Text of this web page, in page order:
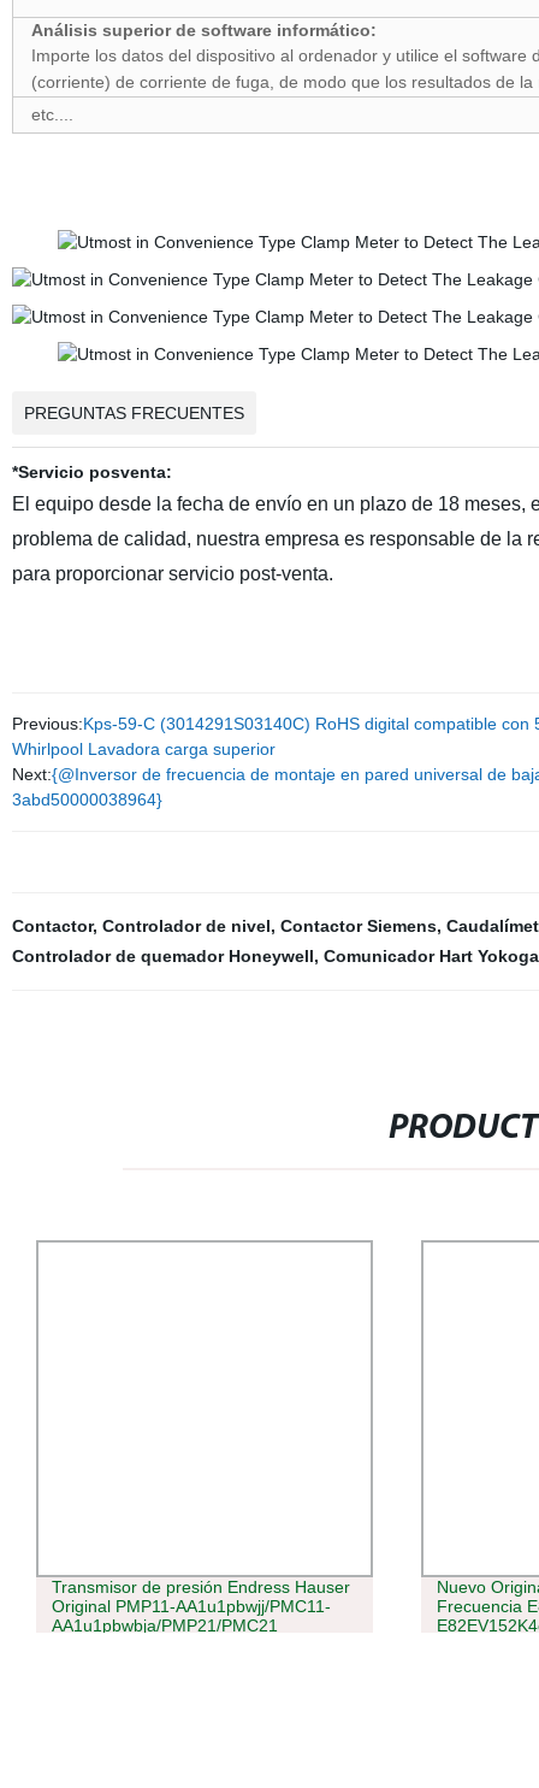
Análisis superior de software informático:
Importe los datos del dispositivo al ordenador y utilice el
(corriente) de corriente de fuga, de modo que los resultados de
etc....
PREGUNTAS FRECUENTES
*Servicio posventa:
El equipo desde la fecha de envío en un plazo de 18
problema de calidad, nuestra empresa es responsable de la
para proporcionar servicio post-venta.
Previous:Kps-59-C (3014291S03140C) RoHS digital compatible
Whirlpool Lavadora carga superior
Next:{@Inversor de frecuencia de montaje en pared universal de
3abd50000038964}
Contactor, Controlador de nivel, Contactor Siemens,
Controlador de quemador Honeywell, Comunicador Hart
Transmisor de presión Endress Hauser
Original PMP11-AA1u1pbwjj/PMC11-
AA1u1pbwbja/PMP21/PMC21
Nuevo
Frecuencia